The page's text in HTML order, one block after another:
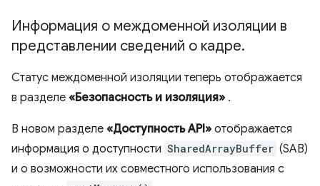
Информация о междоменной изоляции в
представлении сведений о кадре.
Статус междоменной изоляции теперь отображается
в разделе «Безопасность и изоляция» .
В новом разделе «Доступность API» отображается
информация о доступности SharedArrayBuffer (SAB)
и о возможности их совместного использования с